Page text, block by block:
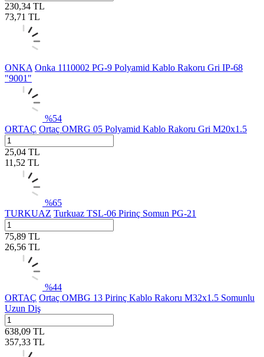
230,34 TL
73,71 TL
ONKA Onka 1110002 PG-9 Polyamid Kablo Rakoru Gri IP-68
"9001"
%54
ORTAÇ Ortaç OMRG 05 Polyamid Kablo Rakoru Gri M20x1.5
25,04 TL
11,52 TL
%65
TURKUAZ Turkuaz TSL-06 Pirinç Somun PG-21
75,89 TL
26,56 TL
%44
ORTAÇ Ortaç OMBG 13 Pirinç Kablo Rakoru M32x1.5 Somunlu
Uzun Diş
638,09 TL
357,33 TL